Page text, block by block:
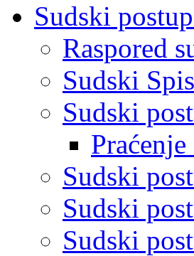
Sudski
Raspored
Sudski
Sudski
Sudski
Sudski
Sudski